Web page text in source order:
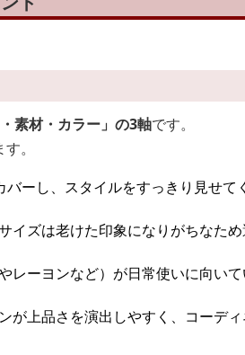
・素材・カラー」の3軸です。
。
ーし、スタイルをすっきり見せて
イズは老けた印象になりがちなた
ーヨンなど）が日常使いに向いて
が上品さを演出しやすく、コーデ